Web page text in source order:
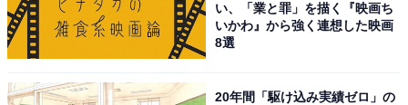
・
い、「業と罪」を描く『映画ち
いかわ』から強く連想した映画
8選
20年間「駆け込み実績ゼロ」の